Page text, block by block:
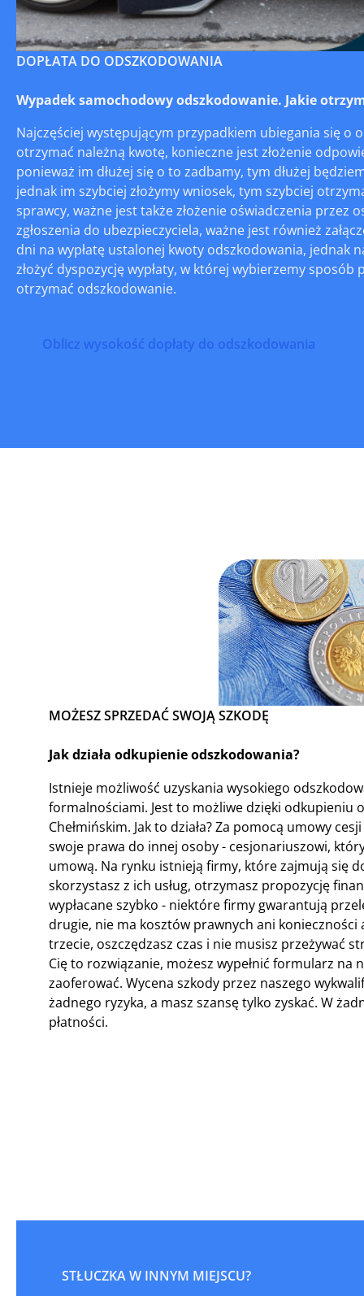
DOPŁATA DO ODSZKODOWANIA
Wypadek samochodowy odszkodowanie. Jakie
Najczęściej występującym przypadkiem ubiegania się o
otrzymać należną kwotę, konieczne jest złożenie
ponieważ im dłużej się o to zadbamy, tym dłużej
jednak im szybciej złożymy wniosek, tym szybciej
sprawcy, ważne jest także złożenie oświadczenia
zgłoszenia do ubezpieczyciela, ważne jest również
dni na wypłatę ustalonej kwoty odszkodowania, jednak
złożyć dyspozycję wypłaty, w której wybierzemy
otrzymać odszkodowanie.
Oblicz wysokość dopłaty do odszkodowania
MOŻESZ SPRZEDAĆ SWOJĄ SZKODĘ
Jak działa odkupienie odszkodowania?
Istnieje możliwość uzyskania wysokiego
formalnościami. Jest to możliwe dzięki odkupieniu
Chełmińskim. Jak to działa? Za pomocą umowy
swoje prawa do innej osoby - cesjonariuszowi,
umową. Na rynku istnieją firmy, które zajmują się
skorzystasz z ich usług, otrzymasz propozycję
wypłacane szybko - niektóre firmy gwarantują
drugie, nie ma kosztów prawnych ani konieczności
trzecie, oszczędzasz czas i nie musisz przeżywać
Cię to rozwiązanie, możesz wypełnić formularz na
zaoferować. Wycena szkody przez naszego
żadnego ryzyka, a masz szansę tylko zyskać. W
płatności.
STŁUCZKA W INNYM MIEJSCU?